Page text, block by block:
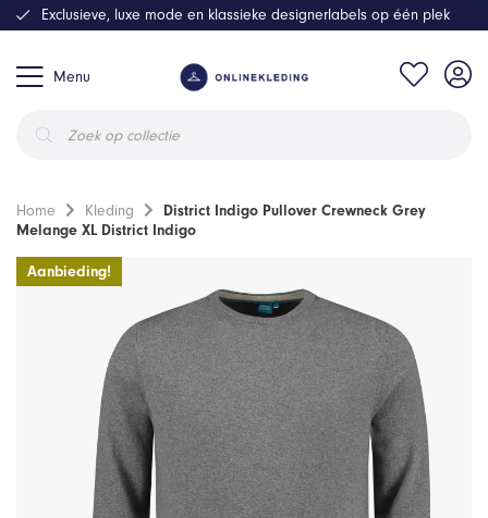
Menu
zoeken
Exclusieve, luxe mode en klassieke designerlabels op één plek
Home Kleding
District Indigo Pullover Crewneck Grey
Melange XL District Indigo
Aanbieding!